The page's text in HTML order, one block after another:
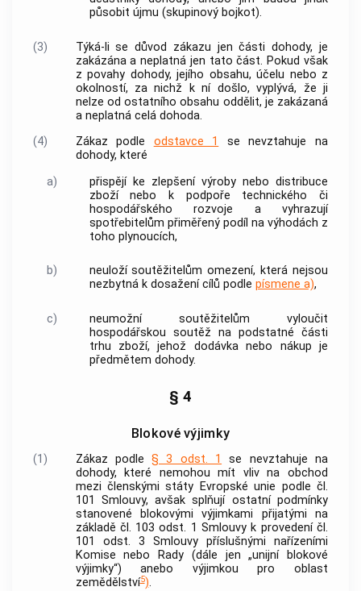
působit újmu (skupinový bojkot).
(3)
Týká-li se důvod zákazu jen části dohody, je
zakázána a neplatná jen tato část. Pokud však
z povahy dohody, jejího obsahu, účelu nebo z
okolností, za nichž k ní došlo, vyplývá, že ji
nelze od ostatního obsahu oddělit, je zakázaná
a neplatná celá dohoda.
(4)
Zákaz podle odstavce 1
se nevztahuje na
dohody, které
a)
přispějí ke zlepšení výroby nebo distribuce
zboží nebo k podpoře technického či
hospodářského rozvoje a vyhrazují
spotřebitelům přiměřený podíl na výhodách z
toho plynoucích,
b) neuložísoutěžitelům omezení, která nejsou
nezbytná k dosažení cílů podle písmene a),
c) neumožní soutěžitelům vyloučit
hospodářskou soutěž na podstatné části
trhu zboží, jehož dodávka nebo nákup je
předmětem dohody.
§ 4
Blokové výjimky
(1) Zákaz podle§ 3 odst. 1
se nevztahuje na
dohody, které nemohou mít vliv na obchod
mezi členskými státy Evropské unie podle čl.
101 Smlouvy, avšak splňují ostatní podmínky
stanovené blokovými výjimkami přijatými na
základě čl. 103 odst. 1 Smlouvy k provedení čl.
101 odst. 3 Smlouvy příslušnými nařízeními
Komise nebo Rady (dále jen „unijní blokové
výjimky“) anebo výjimkou pro oblast
zemědělství5).